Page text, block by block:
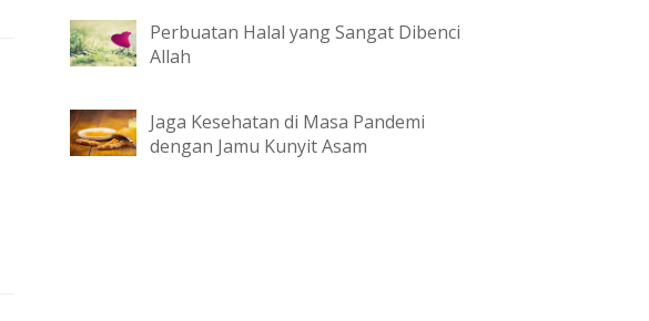
Perbuatan Halal yang Sangat Dibenci
Allah
Jaga Kesehatan di Masa Pandemi
dengan Jamu Kunyit Asam